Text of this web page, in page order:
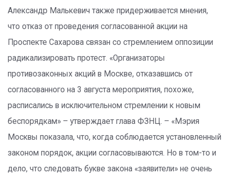
Александр Малькевич также придерживается мнения,
что отказ от проведения согласованной акции на
Проспекте Сахарова связан со стремлением оппозиции
радикализировать протест. «Организаторы
противозаконных акций в Москве, отказавшись от
согласованного на 3 августа мероприятия, похоже,
расписались в исключительном стремлении к новым
беспорядкам» – утверждает глава ФЗНЦ. – «Мэрия
Москвы показала, что, когда соблюдается установленный
законом порядок, акции согласовываются. Но в том-то и
дело, что следовать букве закона «заявители» не очень